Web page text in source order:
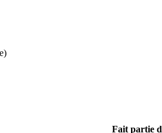
Fait partie